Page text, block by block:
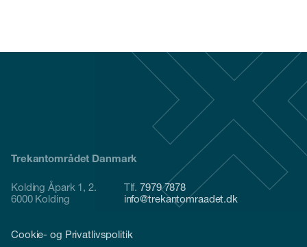
Trekantområdet Danmark
Kolding Åpark 1, 2.
6000 Kolding
Tlf.7979 7878
info@trekantomraadet.dk
Cookie- og Privatlivspolitik